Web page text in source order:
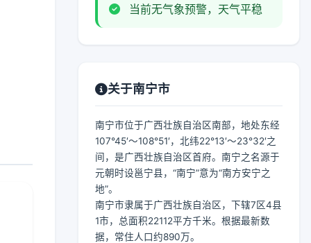
当前无气象预警，天气平稳
关于南宁市
南宁市位于广西壮族自治区南部，地处东经
107°45′～108°51′，北纬22°13′～23°32′之
间，是广西壮族自治区首府。南宁之名源于
元朝时设邕宁县，“南宁”意为“南方安宁之
地”。
南宁市隶属于广西壮族自治区，下辖7区4县
1市，总面积22112平方千米。根据最新数
据，常住人口约890万。